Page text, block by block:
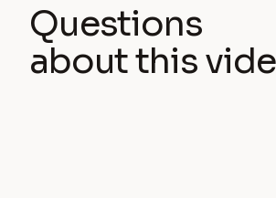
Questions
about this